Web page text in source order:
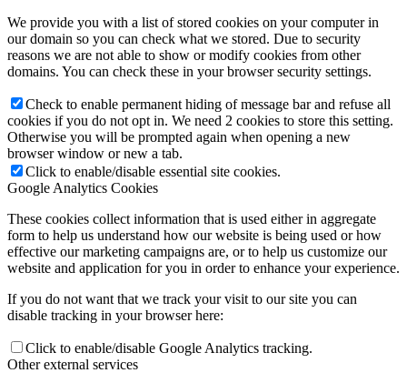
We provide you with a list of stored cookies on your computer in
our domain so you can check what we stored. Due to security
reasons we are not able to show or modify cookies from other
domains. You can check these in your browser security settings.
Check to enable permanent hiding of message bar and refuse all
cookies if you do not opt in. We need 2 cookies to store this setting.
Otherwise you will be prompted again when opening a new
browser window or new a tab.
Click to enable/disable essential site cookies.
Google Analytics Cookies
These cookies collect information that is used either in aggregate
form to help us understand how our website is being used or how
effective our marketing campaigns are, or to help us customize our
website and application for you in order to enhance your experience.
If you do not want that we track your visit to our site you can
disable tracking in your browser here:
Click to enable/disable Google Analytics tracking.
Other external services